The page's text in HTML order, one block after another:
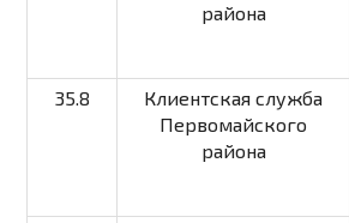
района
35.8
Клиентская служба
Первомайского
района